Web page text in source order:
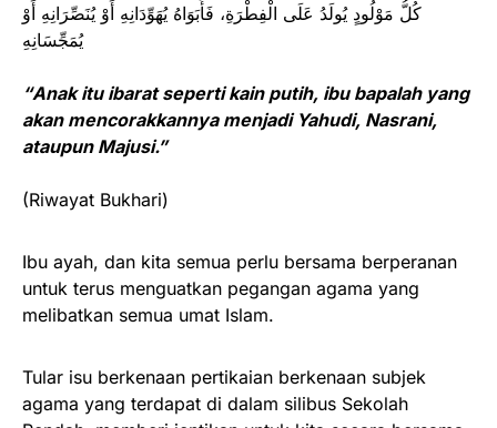
كُلُّ مَوْلُودٍ يُولَدُ عَلَى الْفِطْرَةِ، فَأَبَوَاهُ يُهَوِّدَانِهِ أَوْ يُنَصِّرَانِهِ أَوْ
يُمَجِّسَانِهِ
“Anak itu ibarat seperti kain putih, ibu bapalah yang
akan mencorakkannya menjadi Yahudi, Nasrani,
ataupun Majusi.”
(Riwayat Bukhari)
Ibu ayah, dan kita semua perlu bersama berperanan
untuk terus menguatkan pegangan agama yang
melibatkan semua umat Islam.
Tular isu berkenaan pertikaian berkenaan subjek
agama yang terdapat di dalam silibus Sekolah